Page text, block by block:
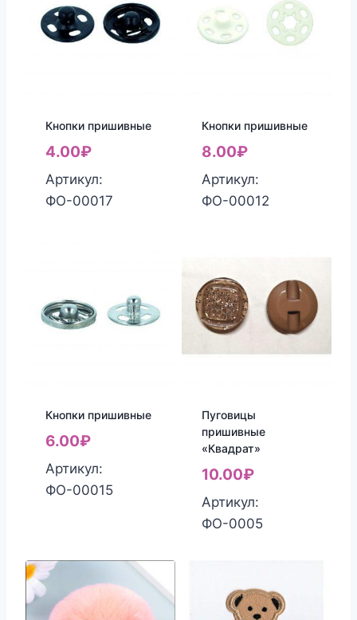
Кнопки пришивные
4.00₽
Артикул:
ФО-00017
Кнопки пришивные
8.00₽
Артикул:
ФО-00012
Кнопки пришивные
6.00₽
Артикул:
ФО-00015
Пуговицы
пришивные
«Квадрат»
10.00₽
Артикул:
ФО-0005